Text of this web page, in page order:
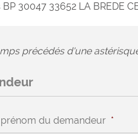
BP 30047 33652 LA BREDE
précédés d'une
du demandeur *